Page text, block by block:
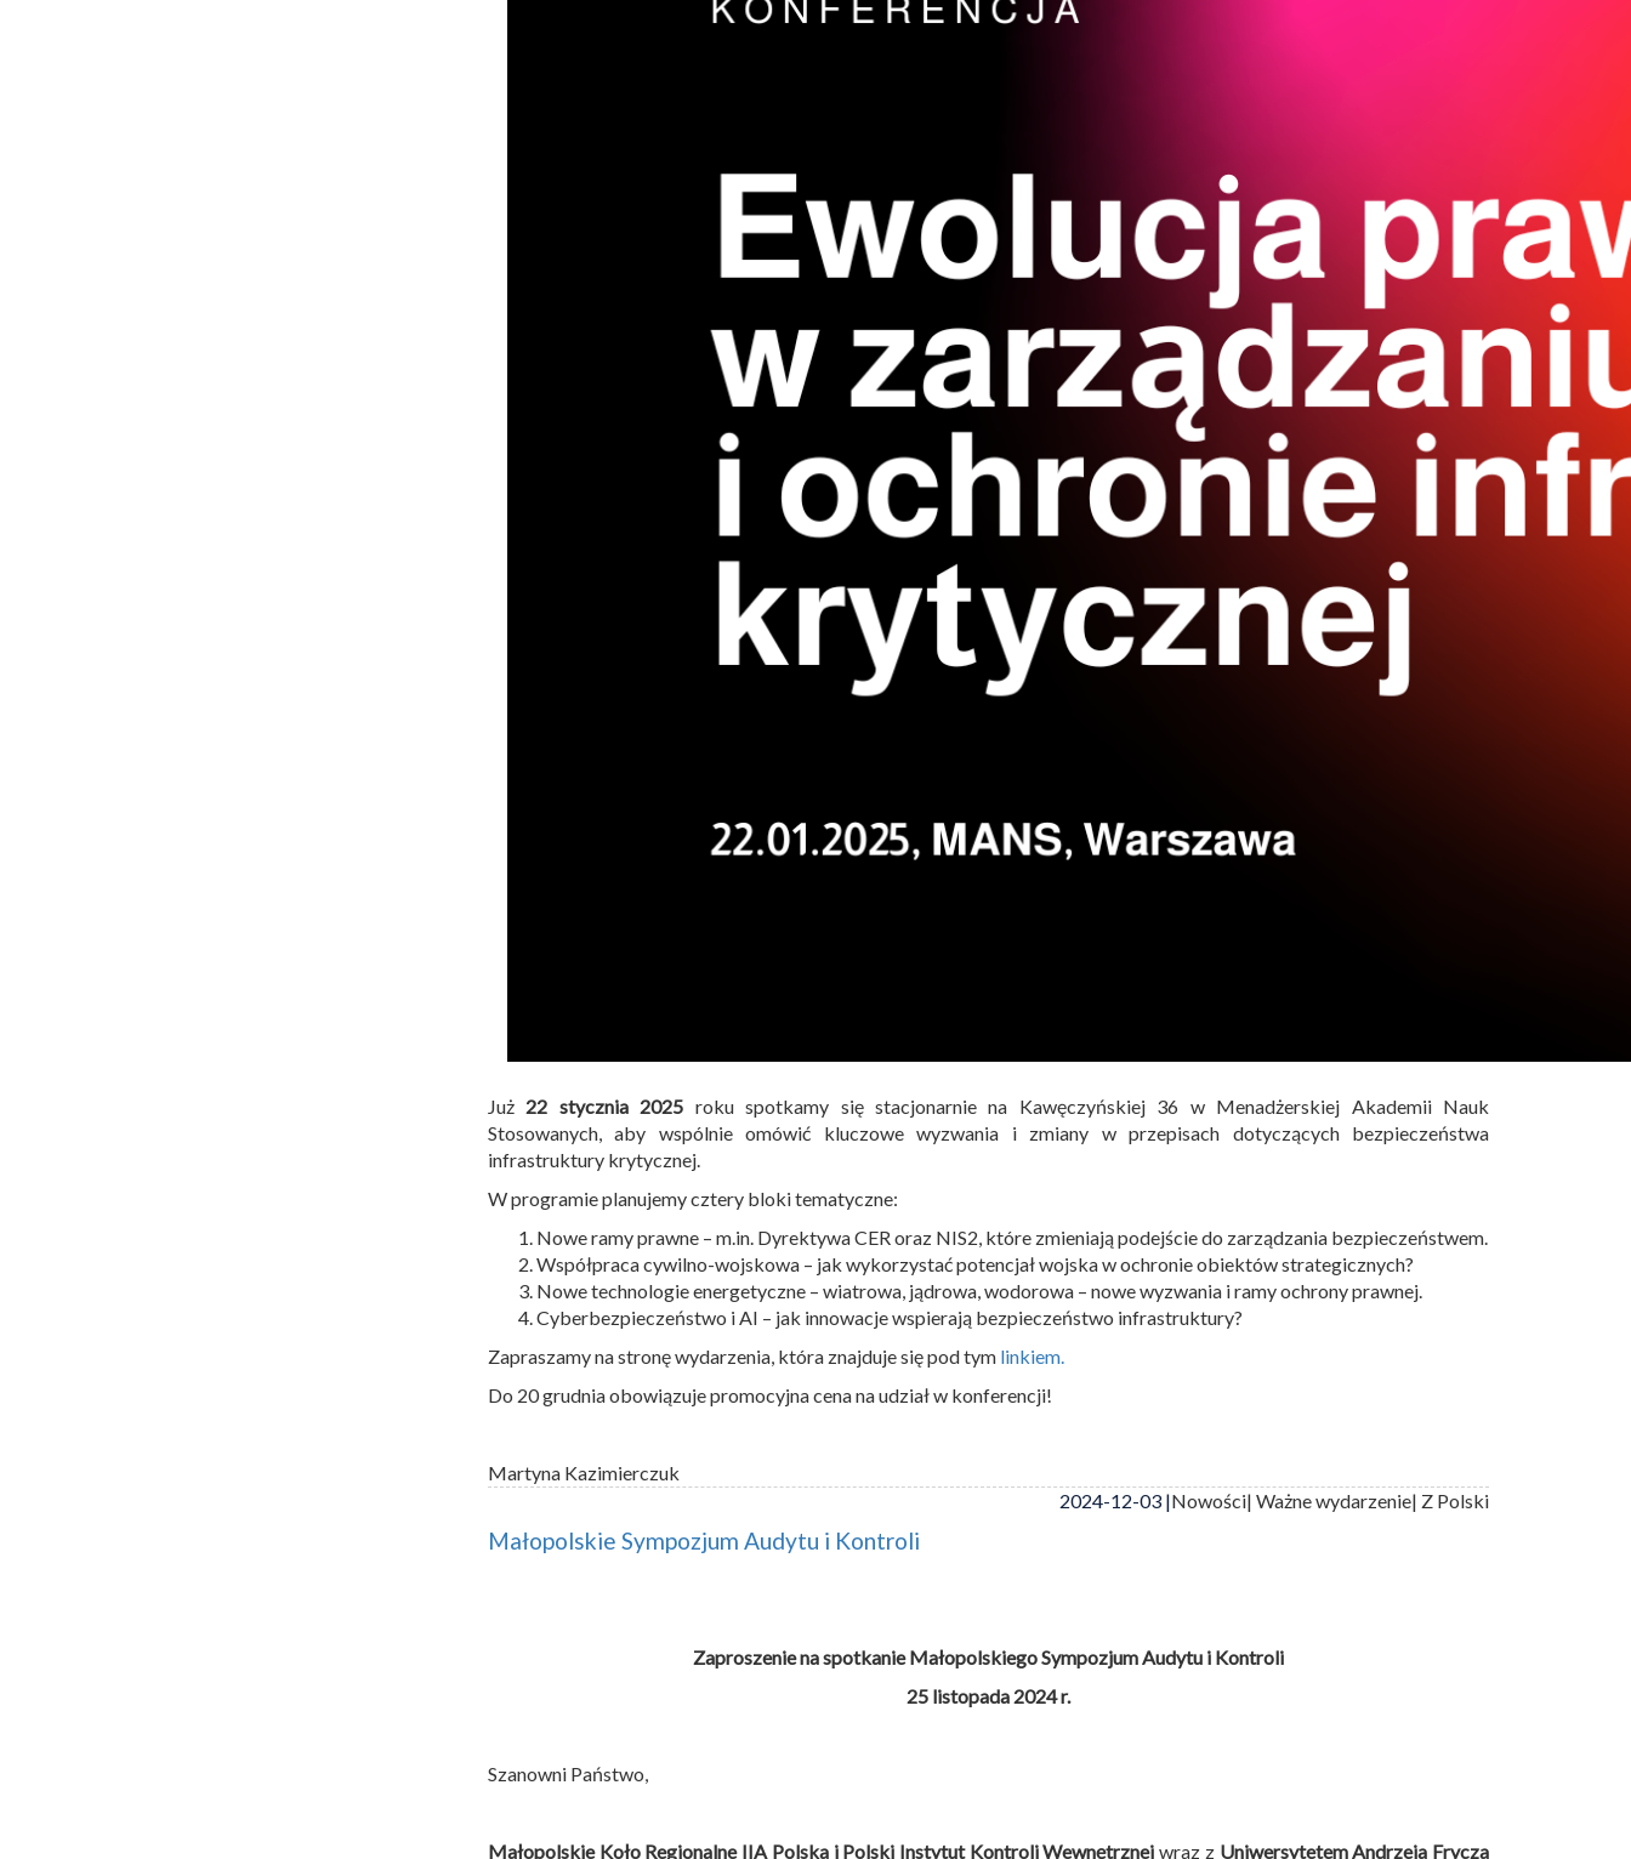
Już 22 stycznia 2025 roku spotkamy się stacjonarnie na Kawęczyńskiej 36 w Menadżerskiej Akademii Nauk
Stosowanych, aby wspólnie omówić kluczowe wyzwania i zmiany w przepisach dotyczących bezpieczeństwa
infrastruktury krytycznej.
W programie planujemy cztery bloki tematyczne:
Nowe ramy prawne – m.in. Dyrektywa CER oraz NIS2, które zmieniają podejście do zarządzania bezpieczeństwem.
Współpraca cywilno-wojskowa – jak wykorzystać potencjał wojska w ochronie obiektów strategicznych?
Nowe technologie energetyczne – wiatrowa, jądrowa, wodorowa – nowe wyzwania i ramy ochrony prawnej.
Cyberbezpieczeństwo i AI – jak innowacje wspierają bezpieczeństwo infrastruktury?
Zapraszamy na stronę wydarzenia, która znajduje się pod tym linkiem.
Do 20 grudnia obowiązuje promocyjna cena na udział w konferencji!
Martyna Kazimierczuk
2024-12-03 |Nowości| Ważne wydarzenie| Z Polski
Małopolskie Sympozjum Audytu i Kontroli
Zaproszenie na spotkanie Małopolskiego Sympozjum Audytu i Kontroli
25 listopada 2024 r.
Szanowni Państwo,
Małopolskie Koło Regionalne IIA Polska i Polski Instytut Kontroli Wewnętrznej wraz z Uniwersytetem Andrzeja Frycza